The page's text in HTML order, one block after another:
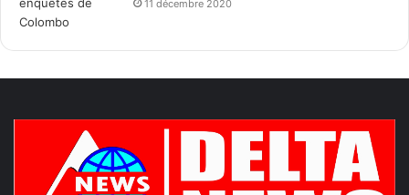
11 décembre 2020